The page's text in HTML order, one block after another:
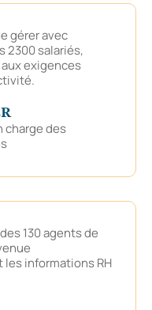
gérer avec
2300 salariés,
exigences
charge des
130 agents de
informations RH